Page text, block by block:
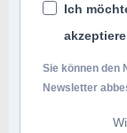
Ich
Sie können den
Newsletter